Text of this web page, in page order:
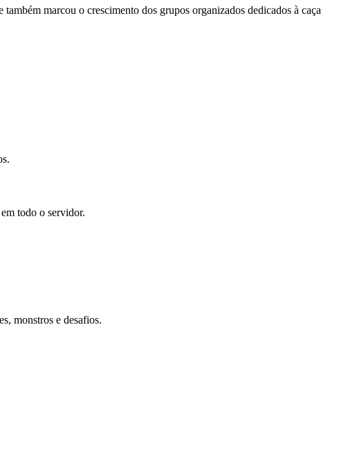
marcou o crescimento dos grupos organizados dedicados à caça
todo o servidor.
monstros e desafios.